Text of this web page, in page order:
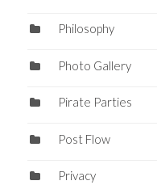
Philosophy
Photo Gallery
Pirate Parties
Post Flow
Privacy